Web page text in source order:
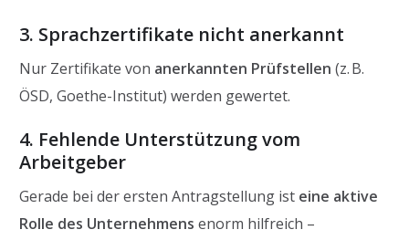
3. Sprachzertifikate nicht anerkannt
Nur Zertifikate von anerkannten Prüfstellen (z. B.
ÖSD, Goethe-Institut) werden gewertet.
4. Fehlende Unterstützung vom
Arbeitgeber
Gerade bei der ersten Antragstellung ist eine aktive
Rolle des Unternehmens enorm hilfreich –